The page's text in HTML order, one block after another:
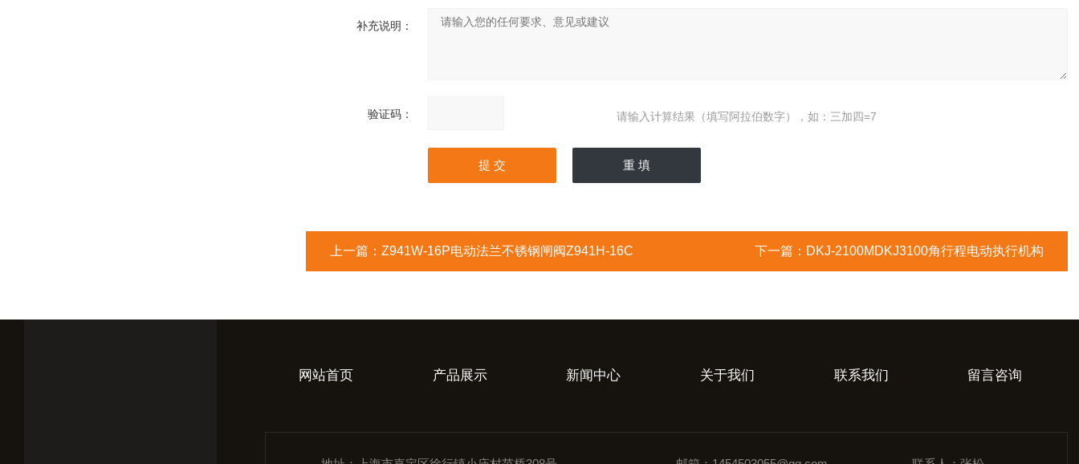
补充说明：
验证码： 请输入计算结果（填写阿拉伯数字），如：三加四=7
上一篇： Z941W-16P电动法兰不锈钢闸阀Z941H-16C 下一篇： DKJ-2100MDKJ3100角行程电动执行机构
网站首页 产品展示 新闻中心 关于我们 联系我们 留言咨询